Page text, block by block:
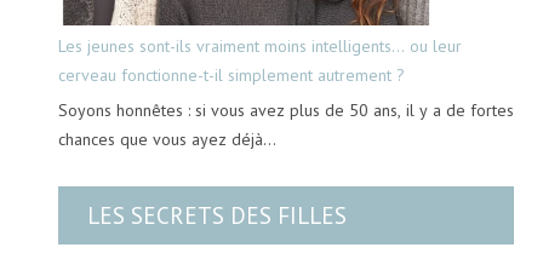
Les jeunes sont-ils vraiment moins intelligents… ou leur
cerveau fonctionne-t-il simplement autrement ?
Soyons honnêtes : si vous avez plus de 50 ans, il y a de fortes
chances que vous ayez déjà…
LES SECRETS DES FILLES